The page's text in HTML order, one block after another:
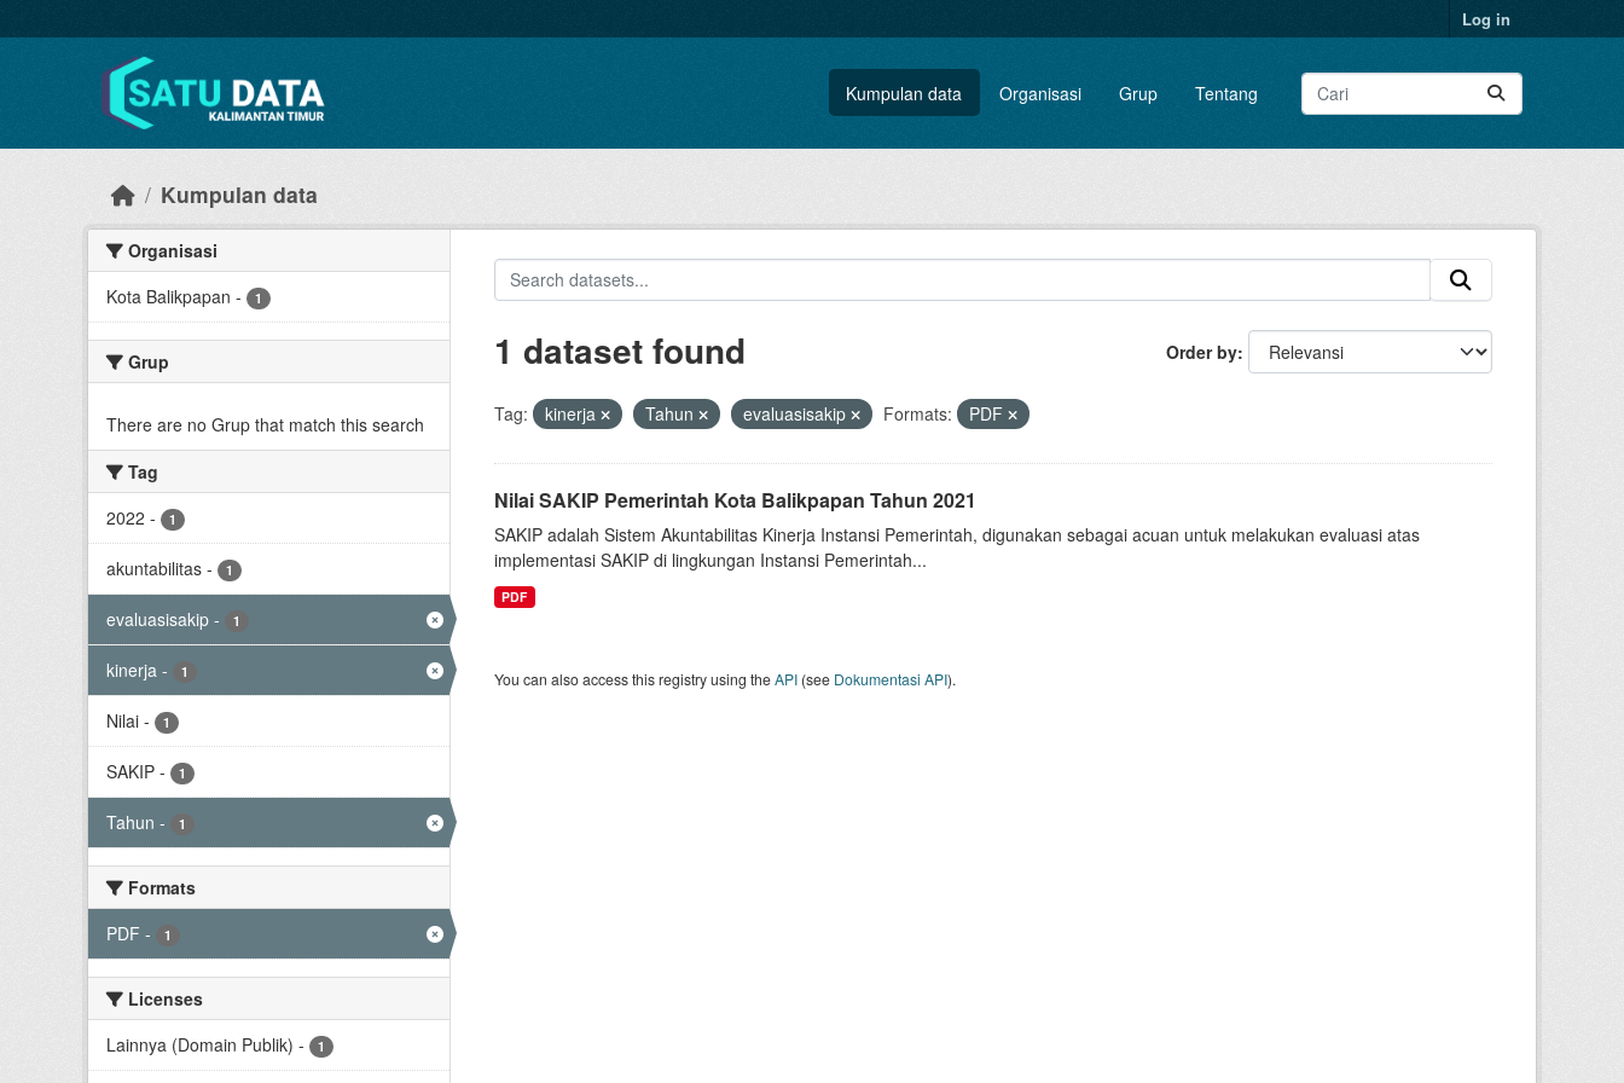
Log in
Kumpulan data Organisasi Grup Tentang
Kumpulan data
Organisasi
Kota Balikpapan - 1
Grup
There are no Grup that match this search
Tag
2022 - 1
akuntabilitas - 1
evaluasisakip - 1
kinerja - 1
Nilai - 1
SAKIP - 1
Tahun - 1
Formats
PDF - 1
Licenses
Lainnya (Domain Publik) - 1
Order by
1 dataset found
Tag: kinerja Tahun evaluasisakip Formats: PDF
Nilai SAKIP Pemerintah Kota Balikpapan Tahun 2021
SAKIP adalah Sistem Akuntabilitas Kinerja Instansi Pemerintah, digunakan sebagai acuan untuk melakukan evaluasi atas
implementasi SAKIP di lingkungan Instansi Pemerintah...
PDF
You can also access this registry using theAPI(see Dokumentasi API).